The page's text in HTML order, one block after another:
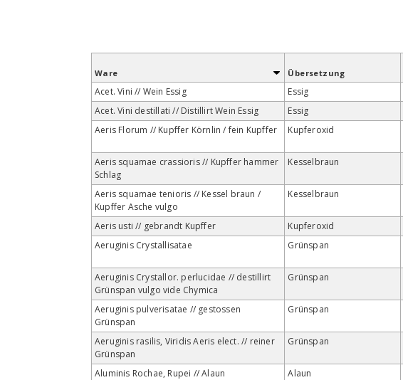
Ware Übersetzung
Acet. Vini // Wein Essig Essig
Acet. Vini destillati // Distillirt Wein Essig
Essig
Aeris Florum // Kupffer Körnlin / fein Kupffer
Kupferoxid
Aeris squamae crassioris // Kupffer hammer
Schlag
Kesselbraun
Aeris squamae tenioris // Kessel braun /
Kupffer Asche vulgo
Kesselbraun
Aeris usti // gebrandt Kupffer Kupferoxid
Aeruginis Crystallisatae
Grünspan
Aeruginis Crystallor. perlucidae // destillirt
Grünspan vulgo vide Chymica
Grünspan
Aeruginis pulverisatae // gestossen
Grünspan
Grünspan
Aeruginis rasilis, Viridis Aeris elect. // reiner
Grünspan
Grünspan
Aluminis Rochae, Rupei // Alaun Alaun